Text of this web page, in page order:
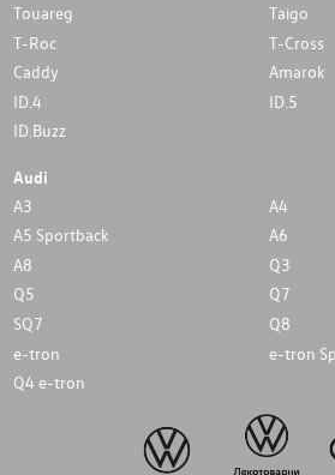
Touareg
Taigo
T-Roc
T-Cross
Caddy
Amarok
ID.4
ID.5
ID.Buzz
Audi
A3
A4
A5 Sportback
A6
A8
Q3
Q5
Q7
SQ7
Q8
e-tron
e-tron
Q4 e-tron